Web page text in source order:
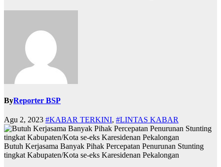
ByReporter BSP
Agu 2, 2023 #KABAR TERKINI, #LINTAS KABAR
Butuh Kerjasama Banyak Pihak Percepatan Penurunan Stunting
tingkat Kabupaten/Kota se-eks Karesidenan Pekalongan